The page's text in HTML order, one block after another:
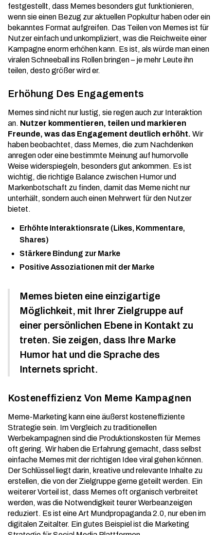
festgestellt, dass Memes besonders gut funktionieren,
wenn sie einen Bezug zur aktuellen Popkultur haben oder ein
bekanntes Format aufgreifen. Das Teilen von Memes ist für
Nutzer einfach und unkompliziert, was die Reichweite einer
Kampagne enorm erhöhen kann. Es ist, als würde man einen
viralen Schneeball ins Rollen bringen – je mehr Leute ihn
teilen, desto größer wird er.
Erhöhung Des Engagements
Memes sind nicht nur lustig, sie regen auch zur Interaktion
an. Nutzer kommentieren, teilen und markieren
Freunde, was das Engagement deutlich erhöht. Wir
haben beobachtet, dass Memes, die zum Nachdenken
anregen oder eine bestimmte Meinung auf humorvolle
Weise widerspiegeln, besonders gut ankommen. Es ist
wichtig, die richtige Balance zwischen Humor und
Markenbotschaft zu finden, damit das Meme nicht nur
unterhält, sondern auch einen Mehrwert für den Nutzer
bietet.
Erhöhte Interaktionsrate (Likes, Kommentare,
Shares)
Stärkere Bindung zur Marke
Positive Assoziationen mit der Marke
Memes bieten eine einzigartige
Möglichkeit, mit Ihrer Zielgruppe auf
einer persönlichen Ebene in Kontakt zu
treten. Sie zeigen, dass Ihre Marke
Humor hat und die Sprache des
Internets spricht.
Kosteneffizienz Von Meme Kampagnen
Meme-Marketing kann eine äußerst kosteneffiziente
Strategie sein. Im Vergleich zu traditionellen
Werbekampagnen sind die Produktionskosten für Memes
oft gering. Wir haben die Erfahrung gemacht, dass selbst
einfache Memes mit der richtigen Idee viral gehen können.
Der Schlüssel liegt darin, kreative und relevante Inhalte zu
erstellen, die von der Zielgruppe gerne geteilt werden. Ein
weiterer Vorteil ist, dass Memes oft organisch verbreitet
werden, was die Notwendigkeit teurer Werbeanzeigen
reduziert. Es ist eine Art Mundpropaganda 2.0, nur eben im
digitalen Zeitalter. Ein gutes Beispiel ist die Marketing